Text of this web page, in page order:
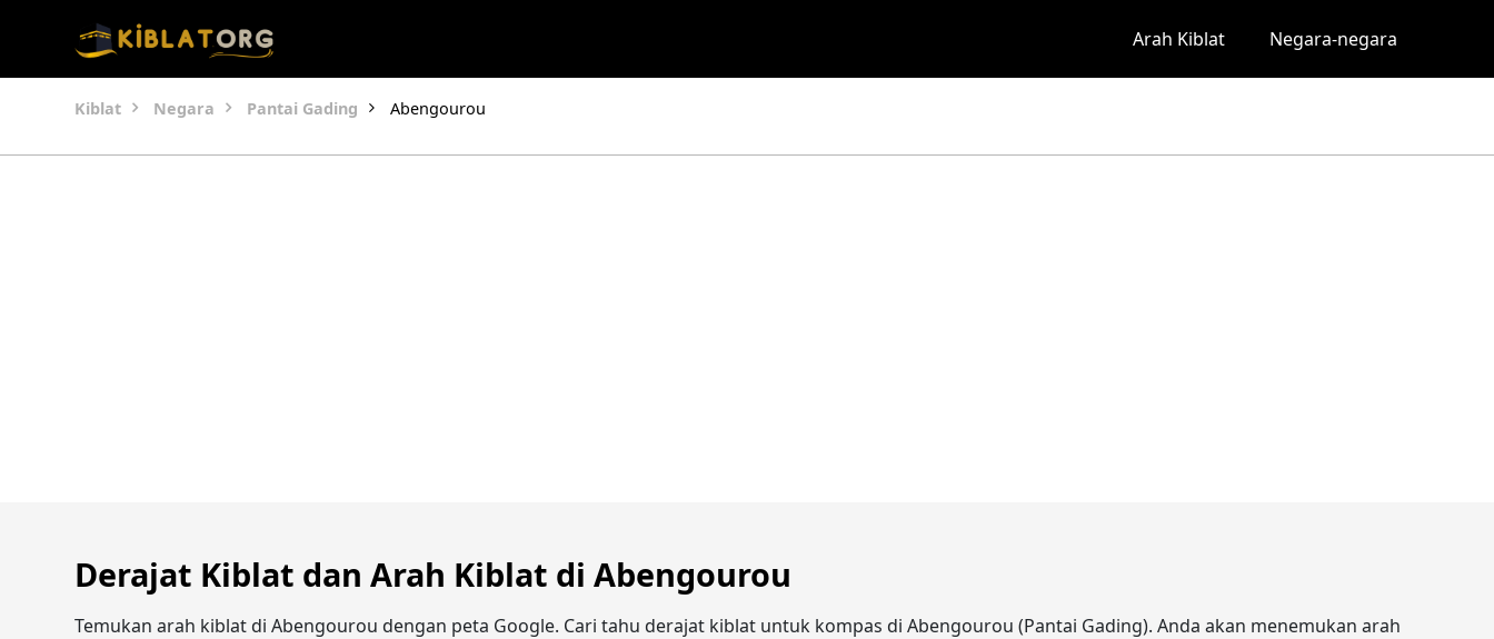
Arah Kiblat Negara-negara
Kiblat Negara Pantai Gading Abengourou
Derajat Kiblat dan Arah Kiblat di Abengourou
Temukan arah kiblat di Abengourou dengan peta Google. Cari tahu derajat kiblat untuk kompas di Abengourou (Pantai Gading). Anda akan menemukan arah